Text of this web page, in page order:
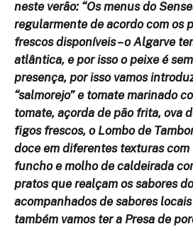
neste verão: “Os menus do
regularmente de acordo com os
frescos disponíveis – o Algarve
atlântica, e por isso o peixe é
presença, por isso vamos
“salmorejo” e tomate marinado
tomate, açorda de pão frita, ova
figos frescos, o Lombo de
doce em diferentes texturas
funcho e molho de caldeirada
pratos que realçam os sabores
acompanhados de sabores
também vamos ter a Presa de